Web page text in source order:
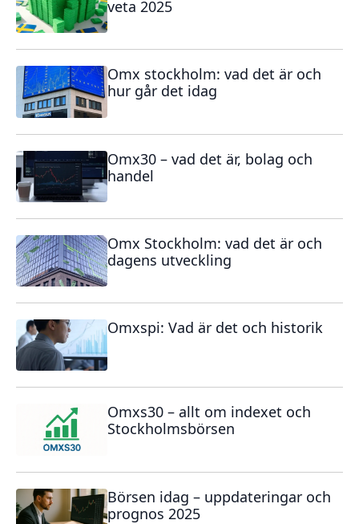
veta 2025
Omx stockholm: vad det är och
hur går det idag
Omx30 – vad det är, bolag och
handel
Omx Stockholm: vad det är och
dagens utveckling
Omxspi: Vad är det och historik
Omxs30 – allt om indexet och
Stockholmsbörsen
Börsen idag – uppdateringar och
prognos 2025